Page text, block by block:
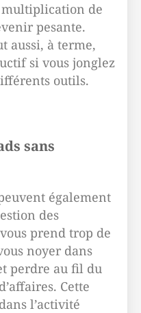
multiplication de
pesante.
aussi, à terme,
si vous jonglez
outils.
sans
également
des
prend trop de
noyer dans
perdre au fil du
Cette
l’activité